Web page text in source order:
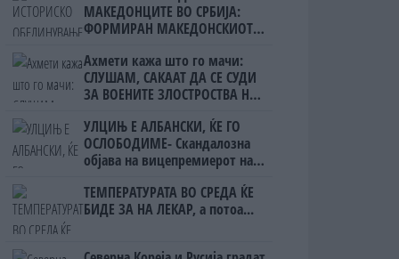
МАКЕДОНЦИТЕ ВО СРБИЈА:
ФОРМИРАН МАКЕДОНСКИОТ
Ахмети кажа што го мачи:
СЛУШАМ, САКААТ ДА СЕ СУДИ
ЗА ВОЕНИТЕ ЗЛОСТРОСТВА НА
УЛЦИЊ Е АЛБАНСКИ, ЌЕ ГО
ОСЛОБОДИМЕ- Скандалозна
објава на вицепремиерот на
ТЕМПЕРАТУРАТА ВО СРЕДА ЌЕ
БИДЕ ЗА НА ЛЕКАР, а потоа...